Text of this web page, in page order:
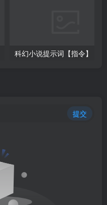
科幻小说提示词【指令】
提交